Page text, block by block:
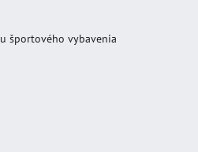
športového vybavenia